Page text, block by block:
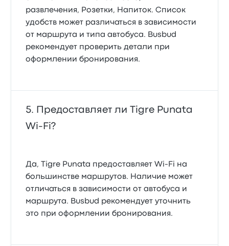
развлечения, Розетки, Напиток. Список
удобств может различаться в зависимости
от маршрута и типа автобуса. Busbud
рекомендует проверить детали при
оформлении бронирования.
Предоставляет ли Tigre Punata
Wi‑Fi?
Да, Tigre Punata предоставляет Wi-Fi на
большинстве маршрутов. Наличие может
отличаться в зависимости от автобуса и
маршрута. Busbud рекомендует уточнить
это при оформлении бронирования.